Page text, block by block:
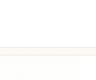
€ 3,99